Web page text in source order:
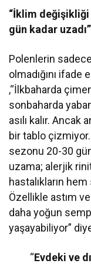
“İklim
gün kadar uzadı”
Polenlerin
olmadığını ifade
,“İlkbaharda
sonbaharda
asılı kalır.
bir tablo
sezonu 20-30
uzama; alerjik
hastalıkların
Özellikle astım
daha yoğun
yaşayabiliyor”
“Evdeki ve